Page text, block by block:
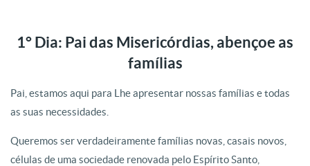
1° Dia: Pai das Misericórdias, abençoe as
famílias
Pai, estamos aqui para Lhe apresentar nossas famílias e todas
as suas necessidades.
Queremos ser verdadeiramente famílias novas, casais novos,
células de uma sociedade renovada pelo Espírito Santo,